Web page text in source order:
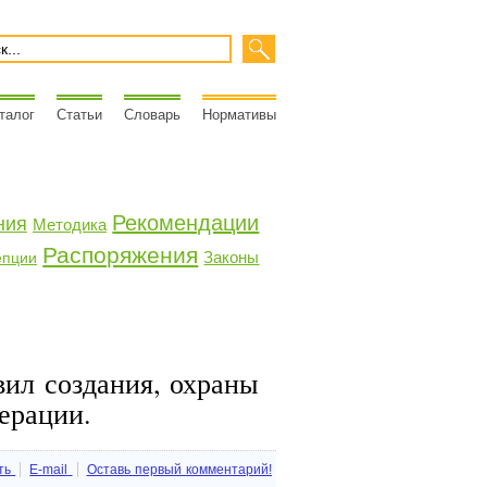
Статьи Словарь Нормативы
Методика Рекомендации
Распоряжения Законы
создания, охраны
E-mail Оставь первый комментарий!